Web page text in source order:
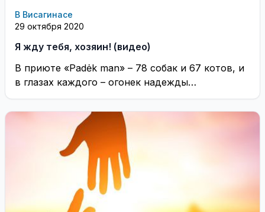
В Висагинасе
29 октября 2020
Я жду тебя, хозяин! (видео)
В приюте «Padėk man» – 78 собак и 67 котов, и
в глазах каждого – огонек надежды…